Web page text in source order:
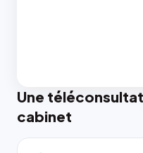
Une
cabinet